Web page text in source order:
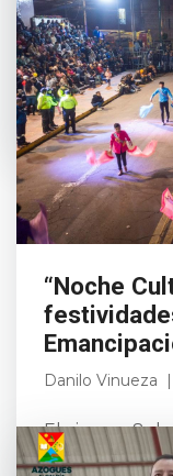
rehabilitación
acto que
Leer más
“Noche
Danilo Vinueza
El viernes 8
de gala con